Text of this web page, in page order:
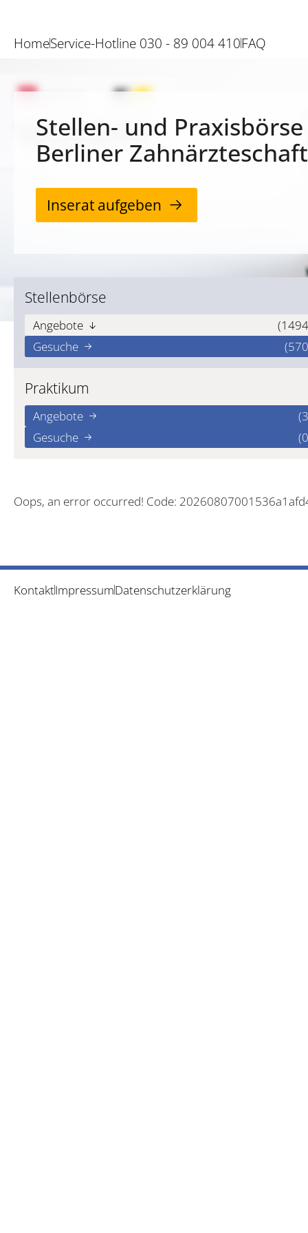
HomeService-Hotline 030 - 89 004 410FAQ
Stellen- und
Berliner Zahnärzteschaft
Inserat aufgeben
Stellenbörse
Angebote
Gesuche
Praktikum
Angebote
Gesuche
Oops, an error occurred! Code:
KontaktImpressumDatenschutzerklärung